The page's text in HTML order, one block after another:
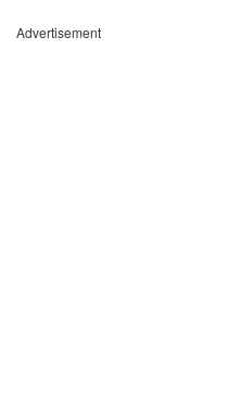
Advertisement